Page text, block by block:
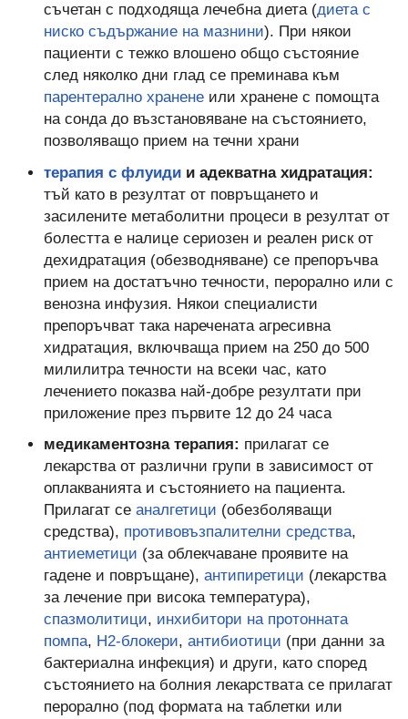
съчетан с подходяща лечебна диета (диета с
ниско съдържание на мазнини). При някои
пациенти с тежко влошено общо състояние
след няколко дни глад се преминава към
парентерално храненеили хранене с помощта
на сонда до възстановяване на състоянието,
позволяващо прием на течни храни
терапия с флуидии адекватна хидратация:
тъй като в резултат от повръщането и
засилените метаболитни процеси в резултат от
болестта е налице сериозен и реален риск от
дехидратация (обезводняване) се препоръчва
прием на достатъчно течности, перорално или с
венозна инфузия. Някои специалисти
препоръчват така наречената агресивна
хидратация, включваща прием на 250 до 500
милилитра течности на всеки час, като
лечението показва най-добре резултати при
приложение през първите 12 до 24 часа
медикаментозна терапия: прилагат се
лекарства от различни групи в зависимост от
оплакванията и състоянието на пациента.
Прилагат се аналгетици (обезболяващи
средства), противовъзпалителни средства,
антиеметици (за облекчаване проявите на
гадене и повръщане), антипиретици (лекарства
за лечение при висока температура),
спазмолитици, инхибитори на протонната
помпа, Н2-блокери, антибиотици (при данни за
бактериална инфекция) и други, като според
състоянието на болния лекарствата се прилагат
перорално (под формата на таблетки или